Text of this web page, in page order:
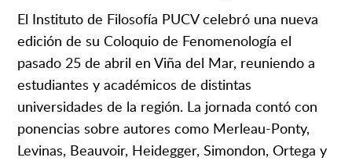
El Instituto de Filosofía PUCV celebró una nueva
edición de su Coloquio de Fenomenología el
pasado 25 de abril en Viña del Mar, reuniendo a
estudiantes y académicos de distintas
universidades de la región. La jornada contó con
ponencias sobre autores como Merleau-Ponty,
Levinas, Beauvoir, Heidegger, Simondon, Ortega y